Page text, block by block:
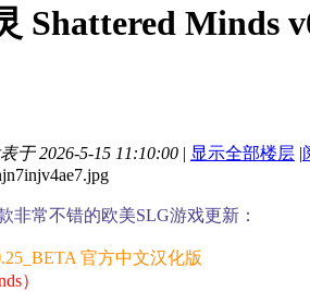
Shattered Minds
于 2026-5-15 11:10:00 | 显示全部楼层 |
非常不错的欧美SLG游戏更新：
官方中文汉化版
）